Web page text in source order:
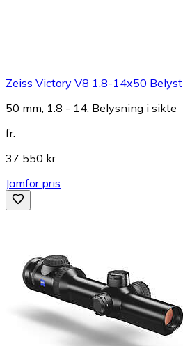
Zeiss Victory V8 1.8-14x50 Belyst
50 mm, 1.8 - 14, Belysning i sikte
fr.
37 550 kr
Jämför pris